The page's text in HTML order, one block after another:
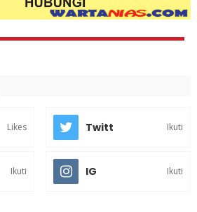
Likes Twitt Ikuti
Ikuti IG Ikuti